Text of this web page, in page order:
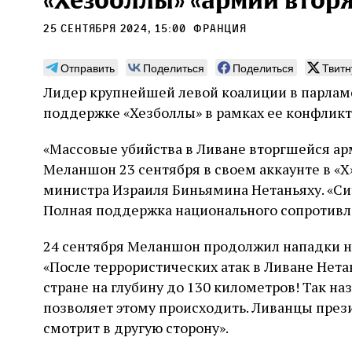
25 сентября 2024, 15:00 Франция
Отправить Поделиться Поделиться
Лидер крупнейшей левой коалиции в
поддержке «Хезболлы» в рамках ее
«Массовые убийства в Ливане вторгшейся
Меланшон 23 сентября в своем аккаунте в
министра Израиля Биньямина Нетаньяху.
Полная поддержка национального
24 сентября Меланшон продолжил нападки
«После террористических атак в Ливане
стране на глубину до 130 километров! Так
позволяет этому происходить. Ливанцы
смотрит в другую сторону».
Погромы 1929 года:
неделя, изменившая
судьбу еврейского ишува
Примерно за полторы недели до начала
погромов Ребе совершал поездку по святым
местам Эрец‑Исраэль. Он посетил, в
частности, Пещеру праотцев и Западную
необычайное напряжение и сознательно
отказался приходить к Стене в Тиша бе‑Ав,
чтобы не собирать вокруг себя большое
количество хасидов и жителей города и тем
самым не усиливать напряжённость
5 августа Проверено временем Александр
Ицкович
и
По
тела
день